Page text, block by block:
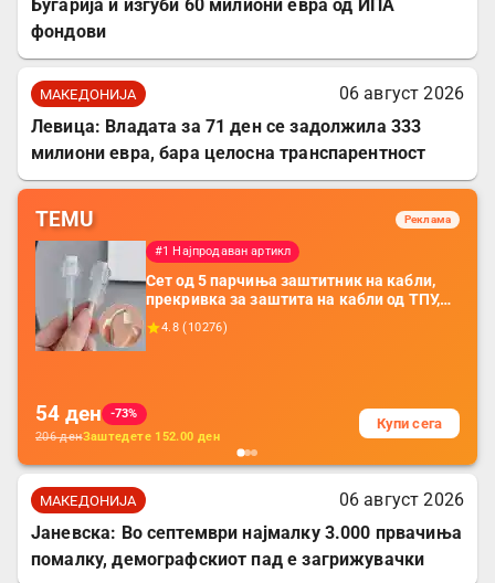
Бугарија и изгуби 60 милиони евра од ИПА
фондови
МАКЕДОНИЈА
06 август 2026
Левица: Владата за 71 ден се задолжила 333
милиони евра, бара целосна транспарентност
TEMU Реклама
#1 Најпродаван артикл
Сет од 5 парчиња заштитник на кабли,
прекривка за заштита на кабли од ТПУ,
додатоци за заштита на кабли, без
батерија, за мобилни телефони, комплет
4.8 ( 10276)
54 ден
-73%
206денЗаштедете 152.00 ден
Купи сега
МАКЕДОНИЈА
06 август 2026
Јаневска: Во септември најмалку 3.000 првачиња
помалку, демографскиот пад е загрижувачки